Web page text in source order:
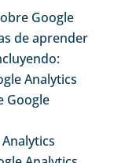
Google
de aprender
Analytics
Google